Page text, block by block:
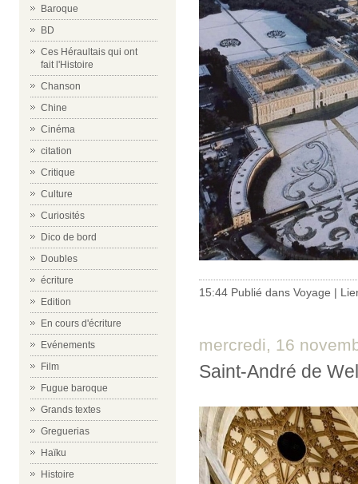
Baroque
BD
Ces Héraultais qui ont
fait l'Histoire
Chanson
Chine
Cinéma
citation
Critique
Culture
Curiosités
Dico de bord
Doubles
écriture
Edition
En cours d'écriture
Evénements
Film
Fugue baroque
Grands textes
Greguerias
Haïku
Histoire
15:44 Publié dans Voyage |
mercredi, 16
Saint-André de